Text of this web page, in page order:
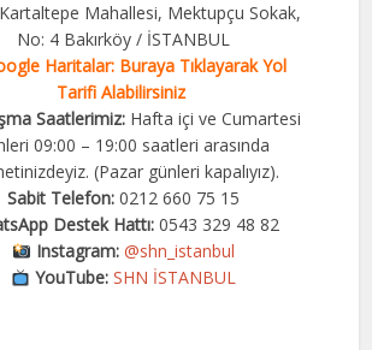
Kartaltepe Mahallesi, Mektupçu Sokak,
No: 4 Bakırköy / İSTANBUL
Haritalar: Buraya Tıklayarak Yol
Tarifi Alabilirsiniz
Saatlerimiz:Hafta içi ve Cumartesi
09:00 – 19:00 saatleri arasında
(Pazar günleri kapalıyız).
Sabit Telefon: 0212 660 75 15
Destek Hattı:0543 329 48 82
Instagram: @shn_istanbul
YouTube: SHN İSTANBUL